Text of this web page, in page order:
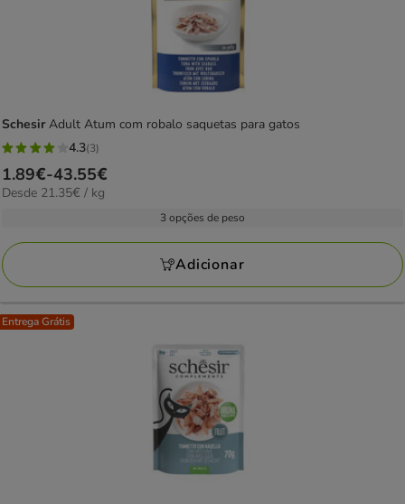
SchesirAdult Atum com robalo saquetas para gatos
4.3
estrelas
com
avaliações
4.3(3)
Preço
de
43.55€
1.89€-43.55€
21.35€
Desde 21.35€ / kg
3 opções de peso
Adicionar
Entrega Grátis